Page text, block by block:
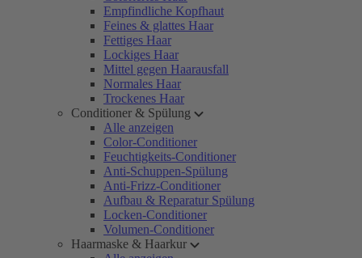
Empfindliche Kopfhaut
Feines & glattes Haar
Fettiges Haar
Lockiges Haar
Mittel gegen Haarausfall
Normales Haar
Trockenes Haar
Conditioner & Spülung
Alle anzeigen
Color-Conditioner
Feuchtigkeits-Conditioner
Anti-Schuppen-Spülung
Anti-Frizz-Conditioner
Aufbau & Reparatur Spülung
Locken-Conditioner
Volumen-Conditioner
Haarmaske & Haarkur